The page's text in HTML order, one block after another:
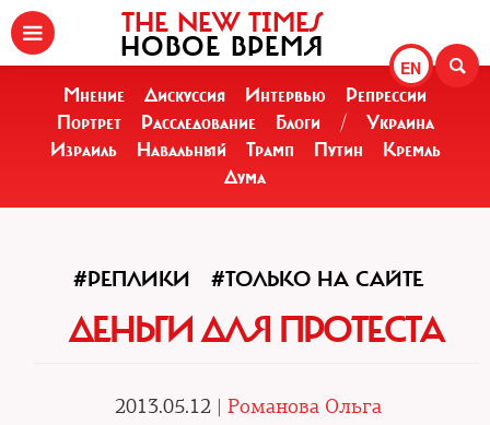
EN
THE NEW TIMES
НОВОЕ ВРЕМЯ
Мнение Дискуссия Интервью
Репрессии
Портрет
Расследование Блоги /
Украина
Израиль
Навальный Трамп Путин
Кремль
Дума
#РЕПЛИКИ #ТОЛЬКО НА САЙТЕ
ДЕНЬГИ ДЛЯ ПРОТЕСТА
2013.05.12 | Романова Ольга